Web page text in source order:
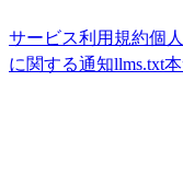
サービス利用規約個
に関する通知llms.txt